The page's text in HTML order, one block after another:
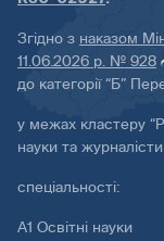
Згідно з наказом
11.06.2026 р. № 928
до категорії “Б”
у межах кластеру
науки та
спеціальності:
А1 Освітні науки